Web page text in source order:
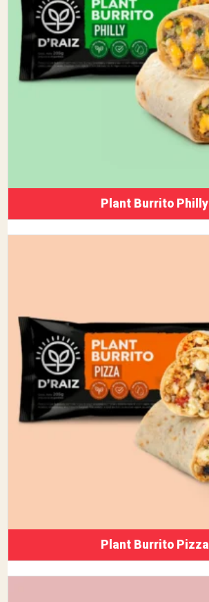
Plant Burrito Philly
Plant Burrito Pizza